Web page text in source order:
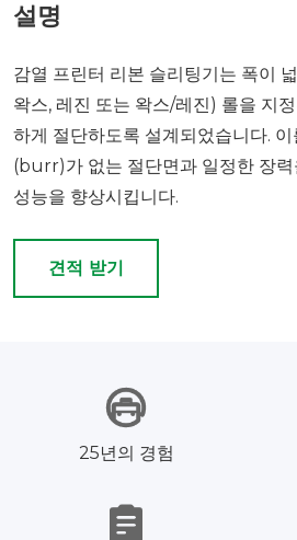
설명
감열 프린터 리본 슬리팅기는 폭이
왁스, 레진 또는 왁스/레진) 롤을 지
하게 절단하도록 설계되었습니다.
(burr)가 없는 절단면과 일정한 장력
성능을 향상시킵니다.
견적 받기
25년의 경험